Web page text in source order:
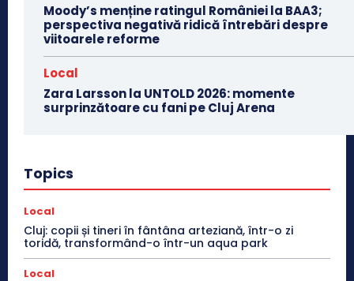
Moody’s menține ratingul României la BAA3;
perspectiva negativă ridică întrebări despre
viitoarele reforme
Local
Zara Larsson la UNTOLD 2026: momente
surprinzătoare cu fani pe Cluj Arena
Topics
Local
Cluj: copii și tineri în fântâna arteziană, într-o zi
toridă, transformând-o într-un aqua park
Local